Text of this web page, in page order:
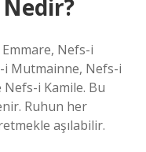
Nefs-i
i Mutmainne, Nefs-i
i Kamile. Bu
Ruhun her
aşılabilir.